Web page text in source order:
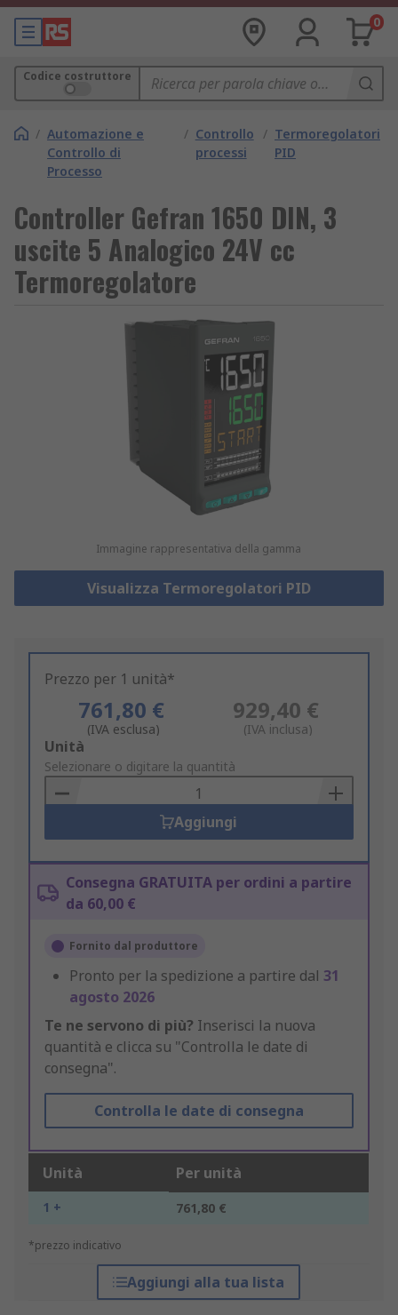
0
Codice costruttore
/ Automazione e
Controllo di
Processo
/ Controllo
processi
/ Termoregolatori
PID
Controller Gefran 1650 DIN, 3
uscite 5 Analogico 24V cc
Termoregolatore
Immagine rappresentativa della gamma
Visualizza Termoregolatori PID
Prezzo per 1 unità*
761,80 €
(IVA esclusa)
929,40 €
(IVA inclusa)
Add
to
Basket
Unità
Selezionare o digitare la quantità
Aggiungi
Consegna GRATUITA per ordini a partire
da 60,00 €
Fornito dal produttore
Pronto per la spedizione a partire dal 31
agosto 2026
Te ne servono di più? Inserisci la nuova
quantità e clicca su "Controlla le date di
consegna".
Controlla le date di consegna
Unità Per unità
1 + 761,80 €
*prezzo indicativo
Aggiungi alla tua lista